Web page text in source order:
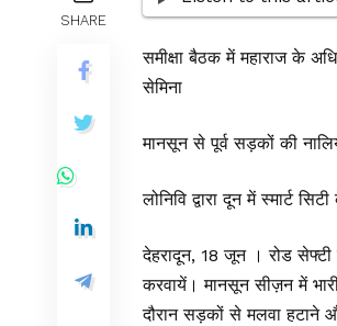
SHARE
समीक्षा बैठक में महाराज के
सेमिना
मानसून से पूर्व सड़कों की
लोनिवि द्वारा दून में स्मार्ट
देहरादून, 18 जून । रोड
करवायें। मानसून सीज़न में
दौरान सड़कों से मलवा हटाने